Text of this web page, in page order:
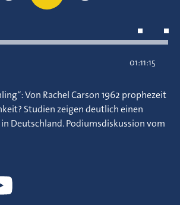
01:11:15
Von Rachel Carson 1962 prophezeit
Studien zeigen deutlich einen
Deutschland. Podiumsdiskussion vom